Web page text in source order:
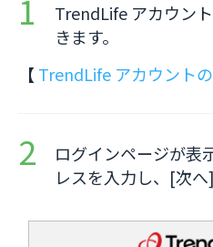
TrendLife アカウン
きます。
【TrendLife アカウント
ログインページが表
レスを入力し、[次へ